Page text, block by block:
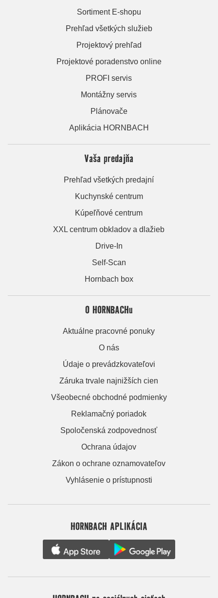
Sortiment E-shopu
Prehľad všetkých služieb
Projektový prehľad
Projektové poradenstvo online
PROFI servis
Montážny servis
Plánovače
Aplikácia HORNBACH
Vaša predajňa
Prehľad všetkých predajní
Kuchynské centrum
Kúpeľňové centrum
XXL centrum obkladov a dlažieb
Drive-In
Self-Scan
Hornbach box
O HORNBACHu
Aktuálne pracovné ponuky
O nás
Údaje o prevádzkovateľovi
Záruka trvale najnižších cien
Všeobecné obchodné podmienky
Reklamačný poriadok
Spoločenská zodpovednosť
Ochrana údajov
Zákon o ochrane oznamovateľov
Vyhlásenie o prístupnosti
HORNBACH APLIKÁCIA